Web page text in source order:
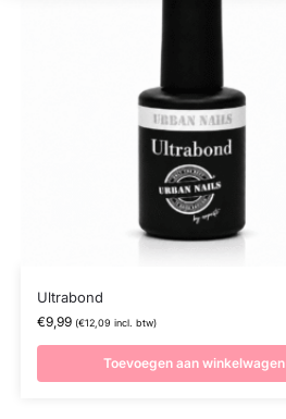
Ultrabond
€9,99 (€12,09 incl. btw)
Toevoegen aan winkelwagen